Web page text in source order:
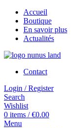
Accueil
Boutique
En savoir plus
Actualités
Contact
Login / Register
Search
Wishlist
0 items / €0.00
Menu